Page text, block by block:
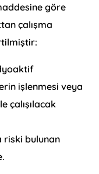
göre
çalışma
işlenmesi veya
çalışılacak
riski bulunan